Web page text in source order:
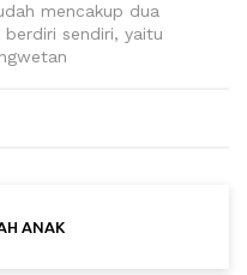
mencakup dua
sendiri, yaitu
ANAK